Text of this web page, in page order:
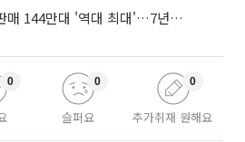
갤럭시 Z 폴드8, 사전판매 144만대 '역대 최대'…7년만에 갤노트10 기록 넘어
0
슬퍼요
0
추가취재 원해요
0